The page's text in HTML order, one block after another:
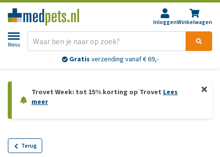
InloggenWinkelwagen
Menu
Gratis verzending vanaf € 69,-
Trovet Week: tot 15% korting op Trovet Lees
meer
Terug